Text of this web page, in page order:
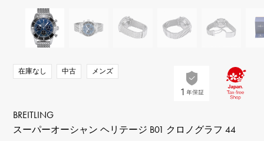
ゼニス タグホイヤー
DUNAMIS TABLE CLOCK
VINTAGE WATCH
ヴィンテージウォッチ
オリジナルジュエリー一覧へ
在庫なし 中古 メンズ
BREITLING
スーパーオーシャン ヘリテージ B01 クロノグラフ 44